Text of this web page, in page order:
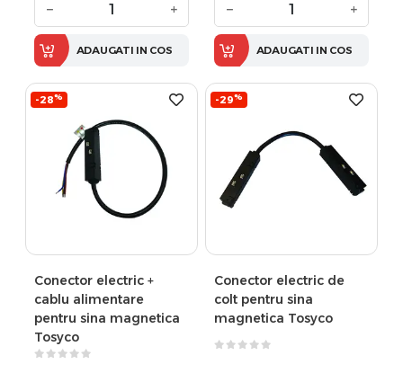
− +
ADAUGATI IN COS
− +
ADAUGATI IN COS
-28%
Conector electric +
cablu alimentare
pentru sina magnetica
Tosyco
-29%
Conector electric de
colt pentru sina
magnetica Tosyco